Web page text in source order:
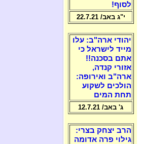
לסוף!
י"ג באב/ 22.7.21
יהודי ארה"ב: עלו
מייד לישראל כי
אתם בסכנה!!
אזורי קנדה,
ארה"ב ואירופה:
הולכים לשקוע
תחת המים
ג' באב/ 12.7.21
הרב יצחק בצרי:
גילוי פרה אדומה